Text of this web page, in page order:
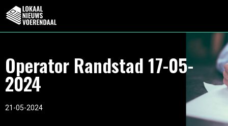
Operator Randstad 17-05-
2024
21-05-2024